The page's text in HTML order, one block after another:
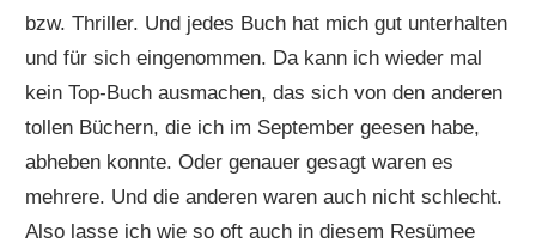
bzw. Thriller. Und jedes Buch hat mich gut unterhalten
und für sich eingenommen. Da kann ich wieder mal
kein Top-Buch ausmachen, das sich von den anderen
tollen Büchern, die ich im September geesen habe,
abheben konnte. Oder genauer gesagt waren es
mehrere. Und die anderen waren auch nicht schlecht.
Also lasse ich wie so oft auch in diesem Resümee